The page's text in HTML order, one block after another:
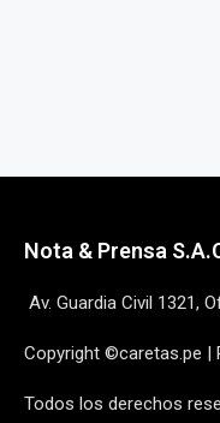
Nota & Prensa
Av. Guardia Civil 1321,
Copyright ©caretas.pe |
Todos los derechos